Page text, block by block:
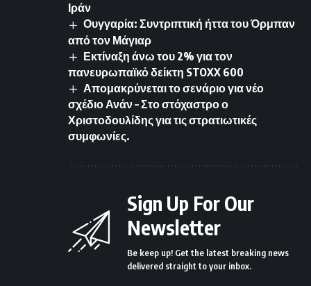
Ιράν
Ουγγαρία: Συντριπτική ήττα του Όρμπαν
από τον Μάγιαρ
Εκτίναξη άνω του 2% για τον
πανευρωπαϊκό δείκτη STOXX 600
Απομακρύνεται το σενάριο για νέο
σχέδιο Ανάν – Στο στόχαστρο ο
Χριστοδουλίδης για τις στρατιωτικές
συμφωνίες.
Sign Up For Our
Newsletter
Be keep up! Get the latest breaking news
delivered straight to your inbox.